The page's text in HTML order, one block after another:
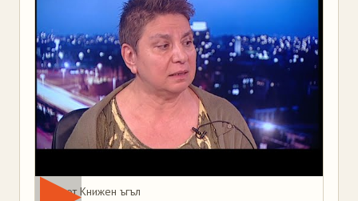
Мая от Книжен ъгъл